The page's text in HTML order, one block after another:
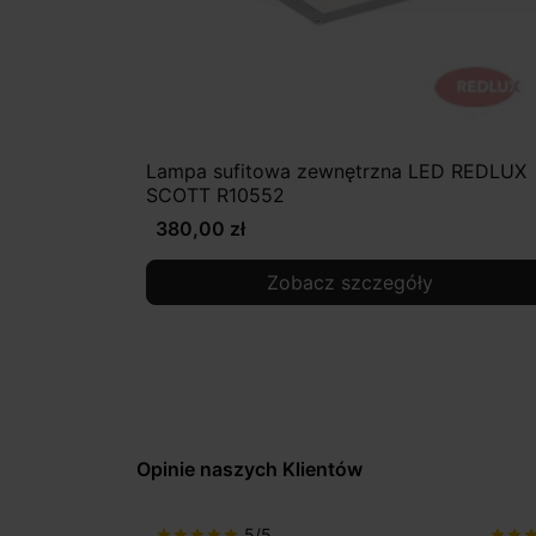
Lampa sufitowa zewnętrzna LED REDLUX
SCOTT R10552
380,00 zł
Zobacz szczegóły
Opinie naszych Klientów